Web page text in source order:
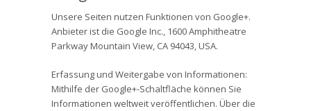
Unsere Seiten nutzen Funktionen von Google+.
Anbieter ist die Google Inc., 1600 Amphitheatre
Parkway Mountain View, CA 94043, USA.
Erfassung und Weitergabe von Informationen:
Mithilfe der Google+-Schaltfläche können Sie
Informationen weltweit veröffentlichen. Über die